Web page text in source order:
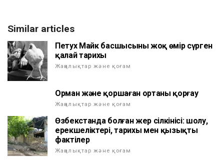
Similar articles
Петух Майк басшысының жоқ өмір сүрген
қалай тарихы
Жаңалықтар және қоғам
Орман және қоршаған ортаны қорғау
Жаңалықтар және қоғам
Өзбекстанда болған жер сілкінісі: шолу,
ерекшеліктері, тарихы мен қызықты
фактілер
Жаңалықтар және қоғам